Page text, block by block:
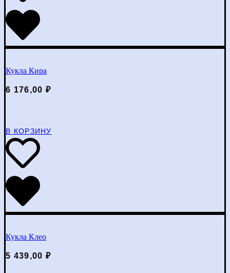
Кукла Кира
6 176,00 ₽
В КОРЗИНУ
Кукла Клео
5 439,00 ₽